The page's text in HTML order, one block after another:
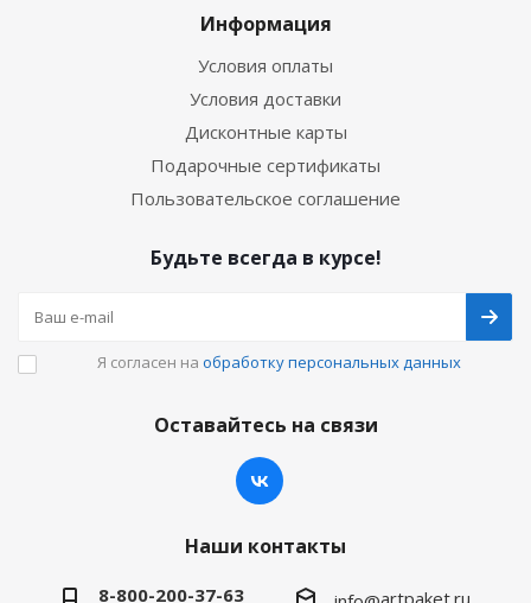
Информация
Условия оплаты
Условия доставки
Дисконтные карты
Подарочные сертификаты
Пользовательское соглашение
Будьте всегда в курсе!
Я согласен на обработку персональных данных
Оставайтесь на связи
Наши контакты
8-800-200-37-63 artpaket.ru